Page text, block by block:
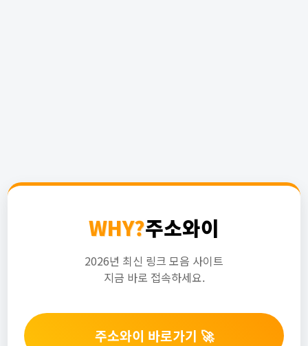
WHY?주소와이
2026년 최신 링크 모음 사이트
지금 바로 접속하세요.
주소와이 바로가기 🚀